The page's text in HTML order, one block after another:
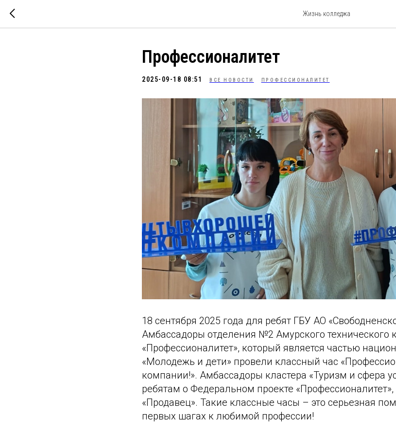
Жизнь колледжа
Профессионалитет
2025-09-18 08:51 ВСЕ НОВОСТИ ПРОФЕССИОНАЛИТЕТ
18 сентября 2025 года для ребят ГБУ АО
Амбассадоры отделения №2 Амурского технического
«Профессионалитет», который является частью
«Молодежь и дети» провели классный час
компании!». Амбассадоры кластера «Туризм и сфера
ребятам о Федеральном проекте
«Продавец». Такие классные часы – это серьезная
первых шагах к любимой профессии!